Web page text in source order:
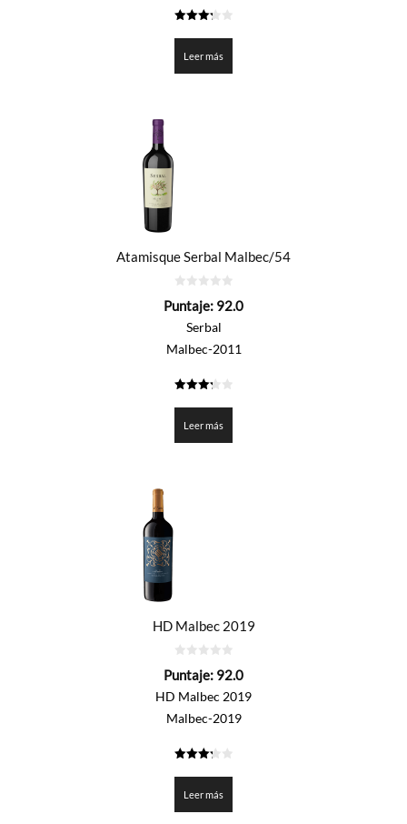
Leer más
Atamisque Serbal Malbec/54
de
Puntaje: 92.0
Serbal
Malbec-2011
de 5
Leer más
HD Malbec 2019
de
Puntaje: 92.0
HD Malbec 2019
Malbec-2019
de 5
Leer más